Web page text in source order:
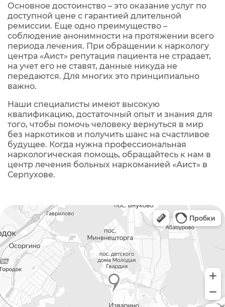
Основное достоинство – это оказание услуг по
доступной цене с гарантией длительной
ремиссии. Еще одно преимущество –
соблюдение анонимности на протяжении всего
периода лечения. При обращении к наркологу
центра «Аист» репутация пациента не страдает,
на учет его не ставят, данные никуда не
передаются. Для многих это принципиально
важно.
Наши специалисты имеют высокую
квалификацию, достаточный опыт и знания для
того, чтобы помочь человеку вернуться в мир
без наркотиков и получить шанс на счастливое
будущее. Когда нужна профессиональная
наркологическая помощь, обращайтесь к нам в
центр лечения больных наркоманией «Аист» в
Серпухове.